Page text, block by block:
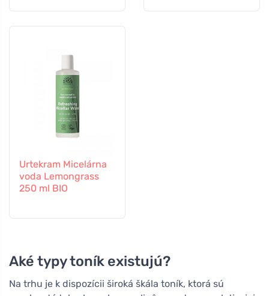
Urtekram Micelárna
voda Lemongrass
250 ml BIO
Aké typy toník existujú?
Na trhu je k dispozícii široká škála toník, ktorá sú